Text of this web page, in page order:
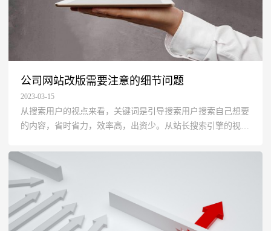
公司网站改版需要注意的细节问题
2023-03-15
从搜索用户的视点来看，关键词是引导搜索用户搜索自己想要
的内容，省时省力，效率高，出资少。从站长搜索引擎的视点